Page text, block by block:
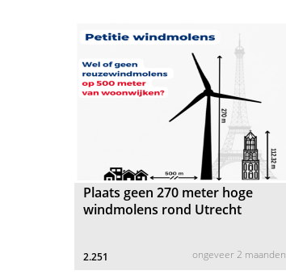
Plaats geen 270 meter hoge
windmolens rond Utrecht
2.251 ongeveer 2 maanden